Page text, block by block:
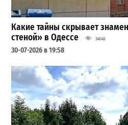
Какие тайны скрывает
стеной» в Одессе
34140
30-07-2026 в 19:58